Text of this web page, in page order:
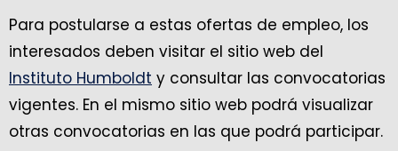
Para postularse a estas ofertas de empleo, los
interesados deben visitar el sitio web del
Instituto Humboldt y consultar las convocatorias
vigentes. En el mismo sitio web podrá visualizar
otras convocatorias en las que podrá participar.